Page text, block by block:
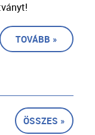
TOVÁBB »
ÖSSZES »